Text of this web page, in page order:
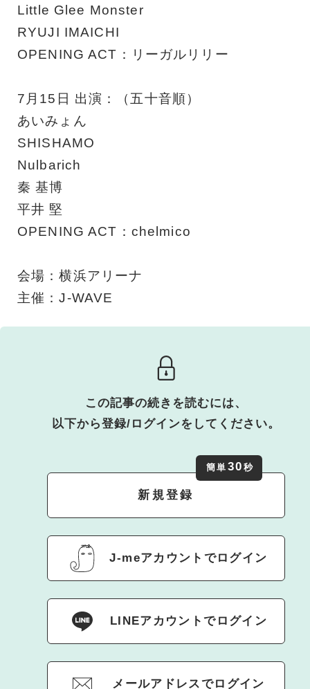
Little Glee Monster
RYUJI IMAICHI
OPENING ACT：リーガルリリー
7月15日 出演：（五十音順）
あいみょん
SHISHAMO
Nulbarich
秦 基博
平井 堅
OPENING ACT：chelmico
会場：横浜アリーナ
主催：J-WAVE
この記事の続きを読むには、
以下から登録/ログインをしてください。
新規登録
簡単 30 秒
J-meアカウントでログイン
LINEアカウントでログイン
メールアドレスでログイン